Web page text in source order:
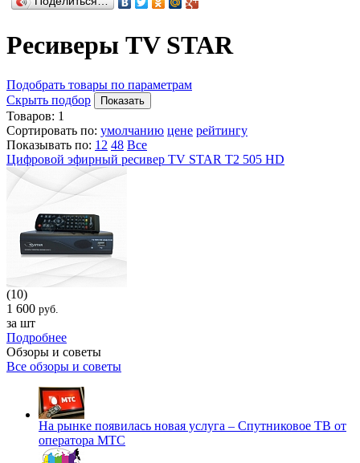
Ресиверы TV STAR
Подобрать товары по параметрам
Скрыть подбор
Показать
Товаров: 1
Сортировать по: умолчанию цене рейтингу
Показывать по: 12 48 Все
Цифровой эфирный ресивер TV STAR T2 505 HD
(10)
1 600 руб.
за шт
Подробнее
Обзоры и советы
Все обзоры и советы
На рынке появилась новая услуга – Спутниковое ТВ от
оператора МТС